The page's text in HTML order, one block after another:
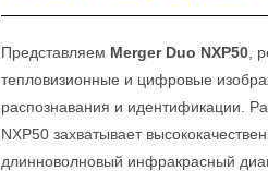
Представляем Merger Duo NXP50 ,
тепловизионные и цифровые
распознавания и идентификации.
NXP50 захватывает
длинноволновый инфракрасный